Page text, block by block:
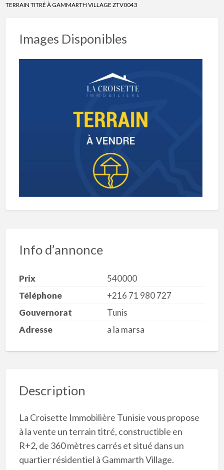
TERRAIN TITRÉ À GAMMARTH VILLAGE ZTV0043
Images Disponibles
Info d’annonce
Prix
540000
Téléphone
+216 71 980 727
Gouvernorat
Tunis
Adresse
a la marsa
Description
La Croisette Immobilière Tunisie vous propose
à la vente un terrain titré, constructible en
R+2, de 360 mètres carrés et situé dans un
quartier résidentiel à Gammarth Village.